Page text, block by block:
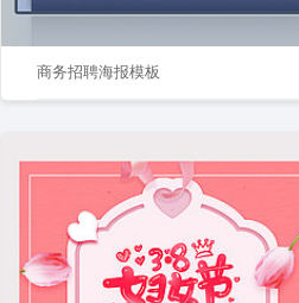
商务招聘海报模板